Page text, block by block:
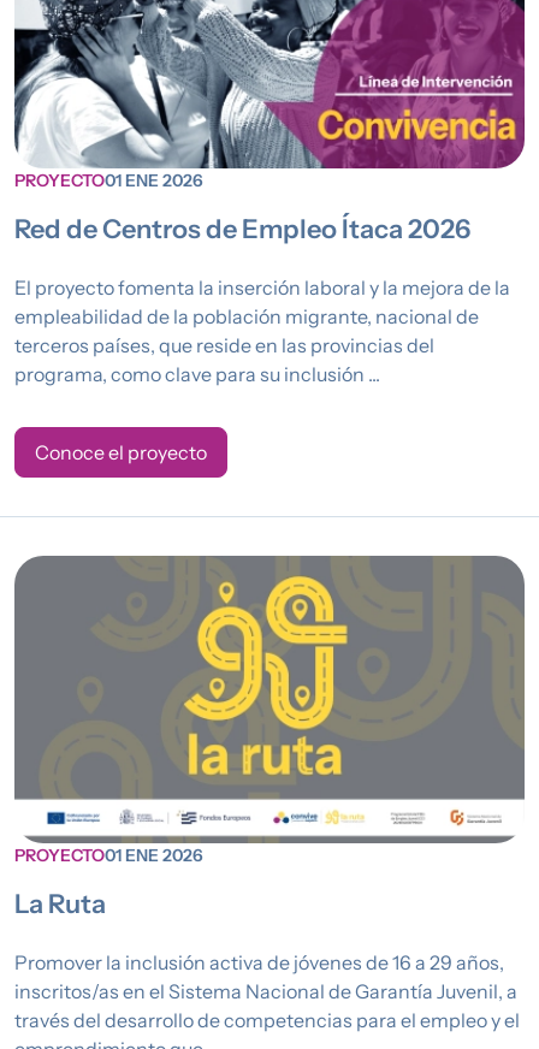
PROYECTO01 ENE 2026
Red de Centros de Empleo Ítaca 2026
El proyecto fomenta la inserción laboral y la mejora de la
empleabilidad de la población migrante, nacional de
terceros países, que reside en las provincias del
programa, como clave para su inclusión ...
Conoce el proyecto
PROYECTO01 ENE 2026
La Ruta
Promover la inclusión activa de jóvenes de 16 a 29 años,
inscritos/as en el Sistema Nacional de Garantía Juvenil, a
través del desarrollo de competencias para el empleo y el